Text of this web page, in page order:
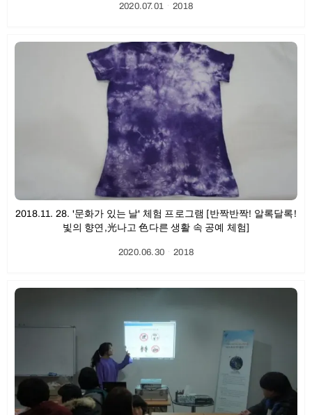
2020.07.01 ㆍ2018
2018.11. 28. '문화가 있는 날' 체험 프로그램 [반짝반짝! 알록달록!
빛의 향연,光나고 色다른 생활 속 공예 체험]
2020.06.30ㆍ2018